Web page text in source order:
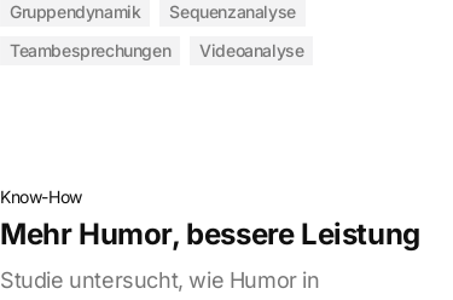
Gruppendynamik
Sequenzanalyse
Teambesprechungen
Videoanalyse
Know-How
Mehr Humor, bessere Leistung
Studie untersucht, wie Humor in